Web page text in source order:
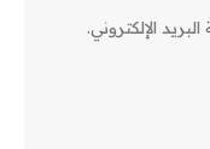
الإلكتروني.